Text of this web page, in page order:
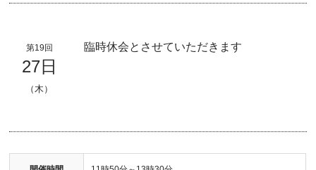
第19回
27日
（木）
臨時休会とさせていただきます